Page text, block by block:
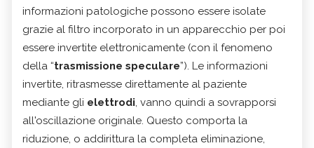
informazioni patologiche possono essere isolate
grazie al filtro incorporato in un apparecchio per poi
essere invertite elettronicamente (con il fenomeno
della “trasmissione speculare”). Le informazioni
invertite, ritrasmesse direttamente al paziente
mediante gli elettrodi, vanno quindi a sovrapporsi
all'oscillazione originale. Questo comporta la
riduzione, o addirittura la completa eliminazione,